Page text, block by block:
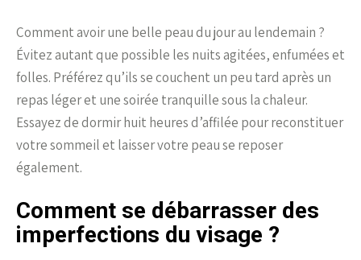
Comment avoir une belle peau du jour au lendemain ?
Évitez autant que possible les nuits agitées, enfumées et
folles. Préférez qu’ils se couchent un peu tard après un
repas léger et une soirée tranquille sous la chaleur.
Essayez de dormir huit heures d’affilée pour reconstituer
votre sommeil et laisser votre peau se reposer
également.
Comment se débarrasser des
imperfections du visage ?